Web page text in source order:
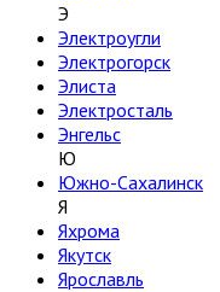
Э
Электроугли
Электрогорск
Элиста
Электросталь
Энгельс
Ю
Южно-Сахалинск
Я
Яхрома
Якутск
Ярославль